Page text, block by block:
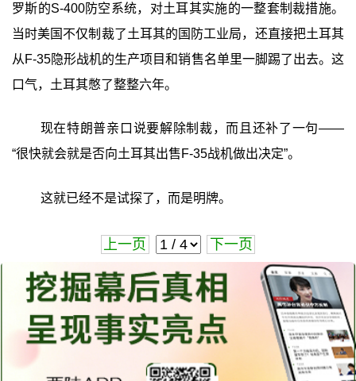
罗斯的S-400防空系统，对土耳其实施的一整套制裁措施。
当时美国不仅制裁了土耳其的国防工业局，还直接把土耳其
从F-35隐形战机的生产项目和销售名单里一脚踢了出去。这
口气，土耳其憋了整整六年。
现在特朗普亲口说要解除制裁，而且还补了一句——
“很快就会就是否向土耳其出售F-35战机做出决定”。
这就已经不是试探了，而是明牌。
上一页 下一页